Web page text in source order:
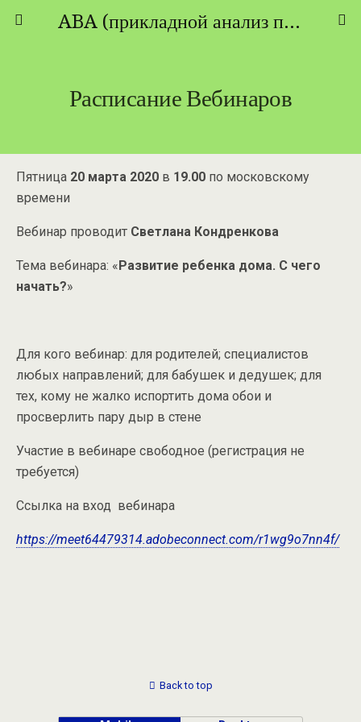
ABA (прикладной анализ поведения) - ТЕОРИЯ И ПРАКТИКА
Расписание Вебинаров
Пятница 20 марта 2020 в 19.00 по московскому
времени
Вебинар проводит Светлана Кондренкова
Тема вебинара: «Развитие ребенка дома. С чего
начать?»
Для кого вебинар: для родителей; специалистов
любых направлений; для бабушек и дедушек; для
тех, кому не жалко испортить дома обои и
просверлить пару дыр в стене
Участие в вебинаре свободное (регистрация не
требуется)
Ссылка на вход вебинара
https://meet64479314.adobeconnect.com/r1wg9o7nn4f/
Back to top